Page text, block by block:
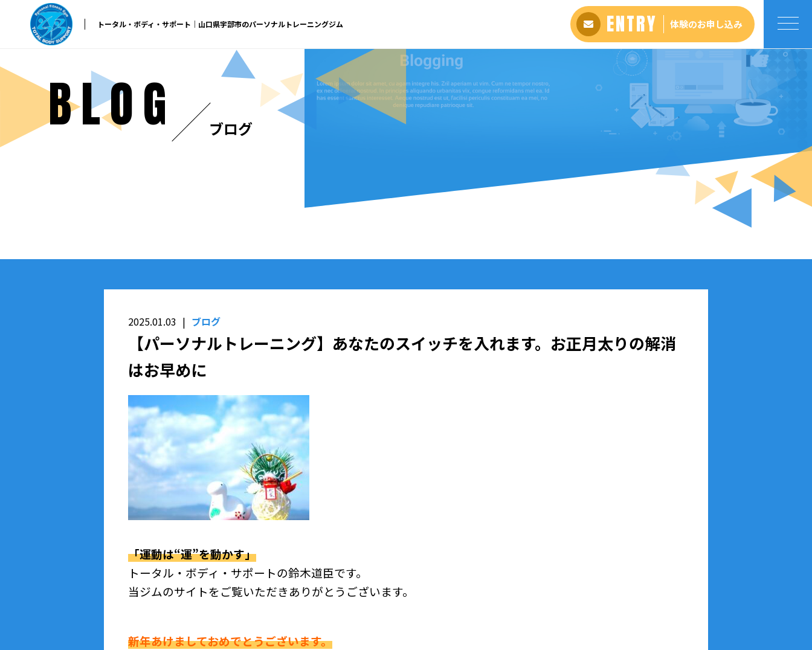
トータル・ボディ・サポート｜山口県宇部市のパーソナルトレーニングジム ENTRY 体験のお申し込み
BLOG ブログ
2025.01.03 ブログ
【パーソナルトレーニング】あなたのスイッチを入れます。お正月太りの解消
はお早めに
「運動は“運”を動かす」
トータル・ボディ・サポートの鈴木道臣です。
当ジムのサイトをご覧いただきありがとうございます。
新年あけましておめでとうございます。